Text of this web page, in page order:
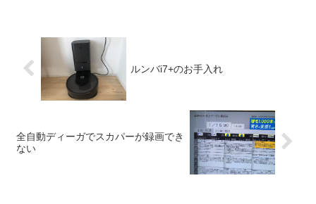
ルンバi7+のお手入れ
全自動ディーガでスカパーが録画でき
ない